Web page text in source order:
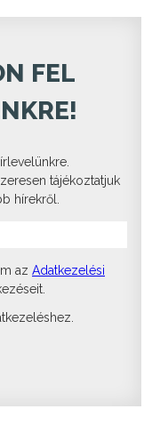
FEL
tájékoztatjuk
hírekről.
az Adatkezelési